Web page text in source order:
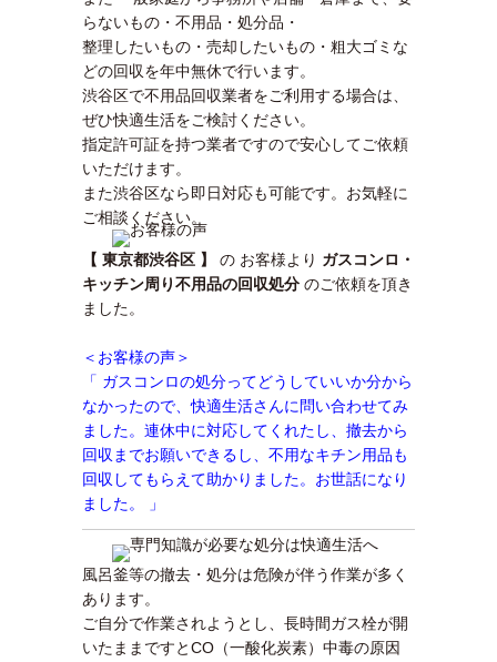
らないもの・不用品・処分品・
整理したいもの・売却したいもの・粗大ゴミな
どの回収を年中無休で行います。
渋谷区で不用品回収業者をご利用する場合は、
ぜひ快適生活をご検討ください。
指定許可証を持つ業者ですので安心してご依頼
いただけます。
また渋谷区なら即日対応も可能です。お気軽に
ご相談ください。
【 東京都渋谷区 】 の お客様より ガスコンロ・
キッチン周り不用品の回収処分 のご依頼を頂き
ました。
＜お客様の声＞
「 ガスコンロの処分ってどうしていいか分から
なかったので、快適生活さんに問い合わせてみ
ました。連休中に対応してくれたし、撤去から
回収までお願いできるし、不用なキチン用品も
回収してもらえて助かりました。お世話になり
ました。 」
風呂釜等の撤去・処分は危険が伴う作業が多く
あります。
ご自分で作業されようとし、長時間ガス栓が開
いたままですとCO（一酸化炭素）中毒の原因